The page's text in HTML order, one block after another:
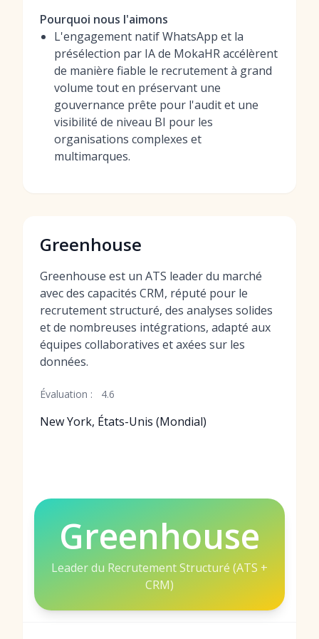
Pourquoi nous l'aimons
L'engagement natif WhatsApp et la
présélection par IA de MokaHR accélèrent
de manière fiable le recrutement à grand
volume tout en préservant une
gouvernance prête pour l'audit et une
visibilité de niveau BI pour les
organisations complexes et
multimarques.
Greenhouse
Greenhouse est un ATS leader du marché
avec des capacités CRM, réputé pour le
recrutement structuré, des analyses solides
et de nombreuses intégrations, adapté aux
équipes collaboratives et axées sur les
données.
Évaluation : 4.6
New York, États-Unis (Mondial)
Greenhouse
Leader du Recrutement Structuré (ATS +
CRM)